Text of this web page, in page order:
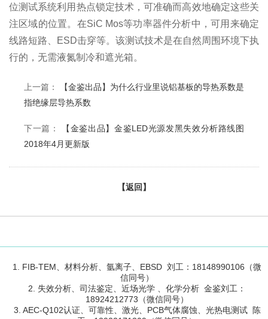
位测试系统利用热点锁定技术，可准确而高效地确定这些关
注区域的位置。在SiC Mos等功率器件分析中，可用来确定
线路短路、ESD击穿等。该测试技术是在自然周围环境下执
行的，无需液氮制冷和遮光箱。
上一篇：
【金鉴出品】为什么行业里说铝基板的导热系数是
指绝缘层导热系数
下一篇：
【金鉴出品】金鉴LED光源发黑失效分析路线图
2018年4月更新版
【返回】
1. FIB-TEM、材料分析、氩离子、EBSD 刘工：18148990106（微
信同号）
2. 失效分析、司法鉴定、近场光学 、化学分析 金鉴刘工：
18924212773（微信同号）
3. AEC-Q102认证、可靠性、激光、PCB气体腐蚀、光热电测试 陈